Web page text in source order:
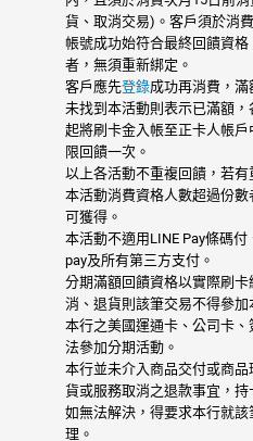
貨、取消交易)。客戶須於消
帳號成功始符合最終回饋資
者，無須重新綁定。
客戶應先登錄成功再消費，
未找到本活動則表示已滿額
起將刷卡金入帳至正卡人帳
限回饋一次。
以上各活動不重複回饋，若
本活動消費資格人數超過份
可獲得。
本活動不適用LINE Pay條碼
pay及所有第三方支付。
分期滿額回饋資格以實際刷
消、退貨則該筆交易不得參加
本行之美國運通卡、公司卡
法參加分期活動。
本行並未介入商品交付或商
貨或服務取消之退款事宜，持
如無法解決，得要求本行就
理。